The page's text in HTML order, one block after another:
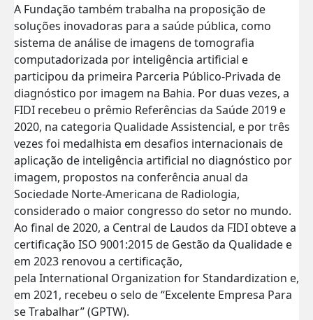
A Fundação também trabalha na proposição de
soluções inovadoras para a saúde pública, como
sistema de análise de imagens de tomografia
computadorizada por inteligência artificial e
participou da primeira Parceria Público-Privada de
diagnóstico por imagem na Bahia. Por duas vezes, a
FIDI recebeu o prêmio Referências da Saúde 2019 e
2020, na categoria Qualidade Assistencial, e por três
vezes foi medalhista em desafios internacionais de
aplicação de inteligência artificial no diagnóstico por
imagem, propostos na conferência anual da
Sociedade Norte-Americana de Radiologia,
considerado o maior congresso do setor no mundo.
Ao final de 2020, a Central de Laudos da FIDI obteve a
certificação ISO 9001:2015 de Gestão da Qualidade e
em 2023 renovou a certificação,
pela International Organization for Standardization e,
em 2021, recebeu o selo de “Excelente Empresa Para
se Trabalhar” (GPTW).